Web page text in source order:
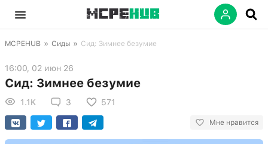
MCPEHUB » Сиды » Сид: Зимнее безумие
16:00, 02 июн 26
Сид: Зимнее безумие
1.1K 3 571
Мне нравится